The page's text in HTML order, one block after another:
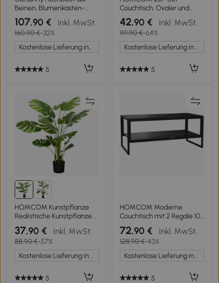
Beinen, Blumenkasten-
Tablett 2 Ebenen Maße
184L x 45B x 80H cm Inkl.
Bewässerungseinsätze
Vorgeöltes Fichtenholz
107,90 € Inkl. MwSt.
160,90 €-32%
Kostenlose Lieferung innerhalb Deutschlands
5
Couchtisch, Ovaler und
runder Kaffeetisch,
stapelbar, Marmoroptik,
Stahl, Ø50 x 50,5 cm, Weiß
42,90 € Inkl. MwSt.
119,90 €-64%
Kostenlose Lieferung innerhalb Deutschlands
5
HOMCOM Kunstpflanze
Realistische Kunstpflanze
Monstera Deliciosa,1
Übertopf und
Zementerde,17,5 cm x 17,5
cm x 120 cm, Grün
37,90 € Inkl. MwSt.
88,90 €-57%
Kostenlose Lieferung innerhalb Deutschlands
5
HOMCOM Moderne
Couchtisch mit 2 Regale 106
x 50 x 47 cm Schwarz
72,90 € Inkl. MwSt.
128,90 €-43%
Kostenlose Lieferung innerhalb Deutschlands
5